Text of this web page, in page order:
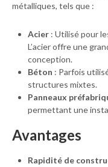
métalliques, tels que :
Acier : Utilisé pour
L’acier offre une
conception.
Béton : Parfois
structures mixtes.
Panneaux
permettant une
Avantages
Rapidité de